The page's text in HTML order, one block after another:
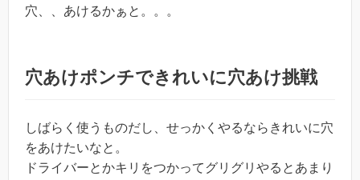
穴、、あけるかぁと。。。
穴あけポンチできれいに穴あけ挑戦
しばらく使うものだし、せっかくやるならきれいに穴
をあけたいなと。
ドライバーとかキリをつかってグリグリやるとあまり